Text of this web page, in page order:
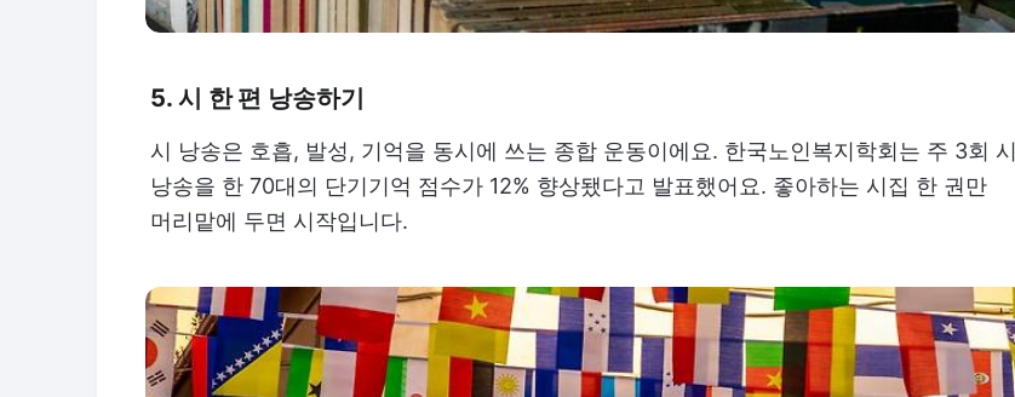
5. 시 한 편 낭송하기
시 낭송은 호흡, 발성, 기억을 동시에 쓰는 종합 운동이에요. 한국노인복지학회는 주 3회 시
낭송을 한 70대의 단기기억 점수가 12% 향상됐다고 발표했어요. 좋아하는 시집 한 권만
머리맡에 두면 시작입니다.